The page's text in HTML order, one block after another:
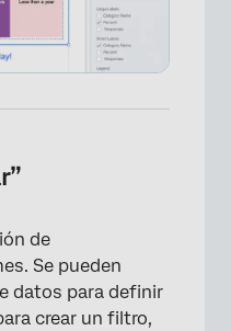
de
Se pueden
datos para definir
crear un filtro,